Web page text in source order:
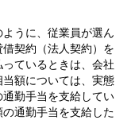
うに、従業員が選ん
契約（法人契約）を
ているときは、会社
額については、実態
勤手当を支給してい
通勤手当を支給した